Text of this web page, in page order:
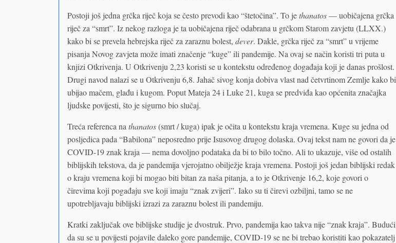
Postoji još jedna grčka riječ koja se često prevodi kao “štetočina”. To jethanatos— uobičajena grčka
riječ za “smrt”. Iz nekog razloga je ta uobičajena riječ odabrana u grčkom Starom zavjetu (LLXX.)
kako bi se prevela hebrejska riječ za zaraznu bolest, dever. Dakle, grčka riječ za “smrt” u vrijeme
pisanja Novog zavjeta može imati značenje “kuge” ili pandemije. Na ovaj se način koristi tri puta u
knjizi Otkrivenja. U Otkrivenju 2,23 koristi se u kontekstu određenog događaja koji je danas prošlost.
Drugi navod nalazi se u Otkrivenju 6,8. Jahač sivog konja dobiva vlast nad četvrtinom Zemlje kako bi
ubijao mačem, glađu i kugom. Poput Mateja 24 i Luke 21, kuga se predviđa kao općenita značajka
ljudske povijesti, što je sigurno bio slučaj.
Treća referenca na thanatos(smrt / kuga) ipak je očita u kontekstu kraja vremena. Kuge su jedna od
posljedica pada “Babilona” neposredno prije Isusovog drugog dolaska. Ovaj tekst nam ne govori da je
COVID-19 znak kraja — nema dovoljno podataka da bi to bilo točno. Ali to ukazuje, više od ostalih
biblijskih tekstova, da je pandemija vjerojatno obilježje kraja vremena. Postoji još jedan biblijski redak
o kraju vremena koji bi mogao biti bitan za naša pitanja, a to je Otkrivenje 16,2, koje govori o
čirevima koji pogađaju sve koji imaju “znak zvijeri”. Iako su ti čirevi ozbiljni, tamo se ne
upotrebljavaju biblijski izrazi za zaraznu bolest ili pandemiju.
Kratki zaključak ove biblijske studije je dvostruk. Prvo, pandemija kao takva nije “znak kraja”. Budući
da su se u povijesti pojavile daleko gore pandemije, COVID-19 se ne bi trebao koristiti kao pokazatelj